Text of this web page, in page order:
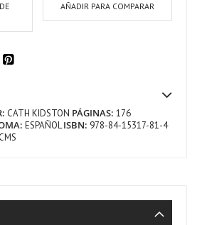
AÑADIR PARA COMPARAR
CATH KIDSTON PÁGINAS: 176
ESPAÑOLISBN: 978-84-15317-81-4